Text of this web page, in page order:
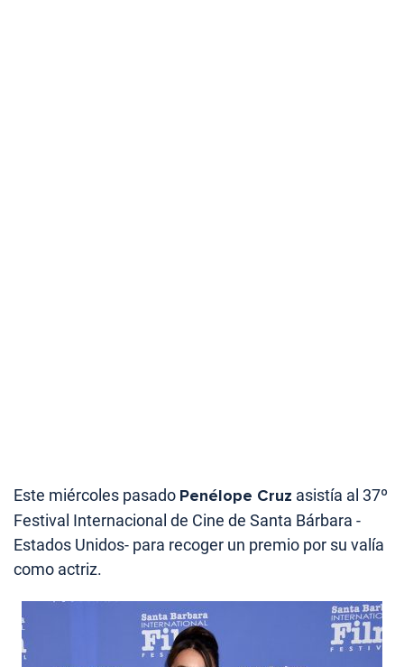
Este miércoles pasado Penélope Cruz asistía al 37º
Festival Internacional de Cine de Santa Bárbara -
Estados Unidos- para recoger un premio por su valía
como actriz.